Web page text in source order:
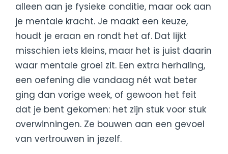
alleen aan je fysieke conditie, maar ook aan
je mentale kracht. Je maakt een keuze,
houdt je eraan en rondt het af. Dat lijkt
misschien iets kleins, maar het is juist daarin
waar mentale groei zit. Een extra herhaling,
een oefening die vandaag nét wat beter
ging dan vorige week, of gewoon het feit
dat je bent gekomen: het zijn stuk voor stuk
overwinningen. Ze bouwen aan een gevoel
van vertrouwen in jezelf.